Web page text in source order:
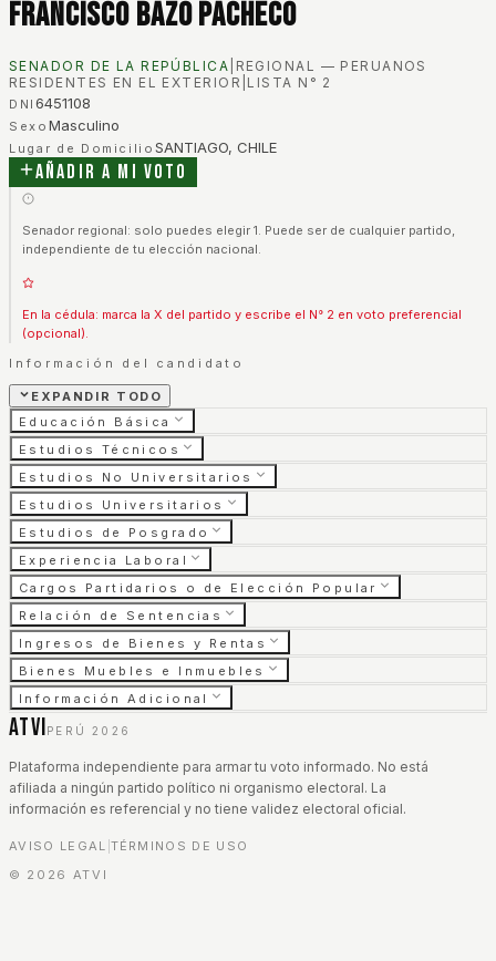
Francisco Bazo Pacheco
SENADOR DE LA REPÚBLICA REGIONAL — PERUANOS
RESIDENTES EN EL EXTERIOR LISTA N° 2
DNI 6451108
Sexo Masculino
Lugar de Domicilio SANTIAGO, CHILE
Añadir a mi voto
Senador regional: solo puedes elegir 1. Puede ser de cualquier partido,
independiente de tu elección nacional.
En la cédula: marca la X del partido y escribe el N° 2 en voto preferencial
(opcional).
Información del candidato
EXPANDIR TODO
Educación Básica
Estudios Técnicos
Estudios No Universitarios
Estudios Universitarios
Estudios de Posgrado
Experiencia Laboral
Cargos Partidarios o de Elección Popular
Relación de Sentencias
Ingresos de Bienes y Rentas
Bienes Muebles e Inmuebles
Información Adicional
ATVI PERÚ 2026
Plataforma independiente para armar tu voto informado. No está
afiliada a ningún partido político ni organismo electoral. La
información es referencial y no tiene validez electoral oficial.
AVISO LEGAL TÉRMINOS DE USO
© 2026 ATVI